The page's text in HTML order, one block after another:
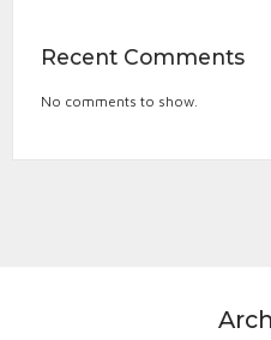
Recent Comments
No comments to show.